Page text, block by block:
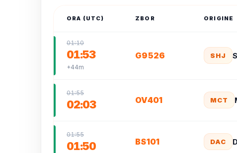
ORA (UTC) ZBOR ORIGINE
01:10
01:53
+44m
G9526 SHJ
01:55
02:03 OV401 MCT
01:55
01:50 BS101 DAC